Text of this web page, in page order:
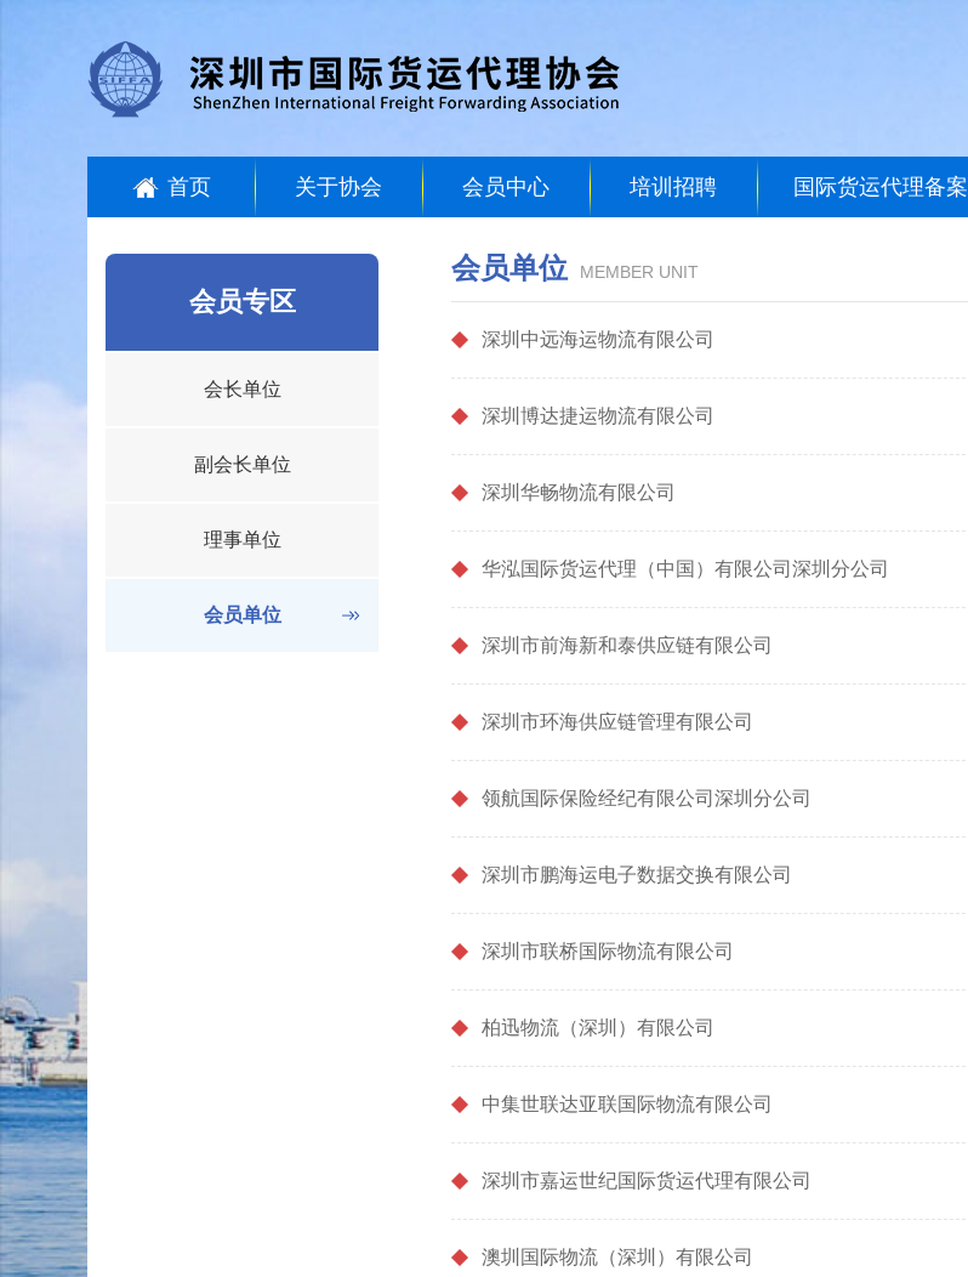
首页 关于协会 会员中心 培训招聘 国际货运代理备案
会员专区
会长单位
副会长单位
理事单位
会员单位
会员单位 MEMBER UNIT
深圳中远海运物流有限公司
深圳博达捷运物流有限公司
深圳华畅物流有限公司
华泓国际货运代理（中国）有限公司深圳分公司
深圳市前海新和泰供应链有限公司
深圳市环海供应链管理有限公司
领航国际保险经纪有限公司深圳分公司
深圳市鹏海运电子数据交换有限公司
深圳市联桥国际物流有限公司
柏迅物流（深圳）有限公司
中集世联达亚联国际物流有限公司
深圳市嘉运世纪国际货运代理有限公司
澳圳国际物流（深圳）有限公司